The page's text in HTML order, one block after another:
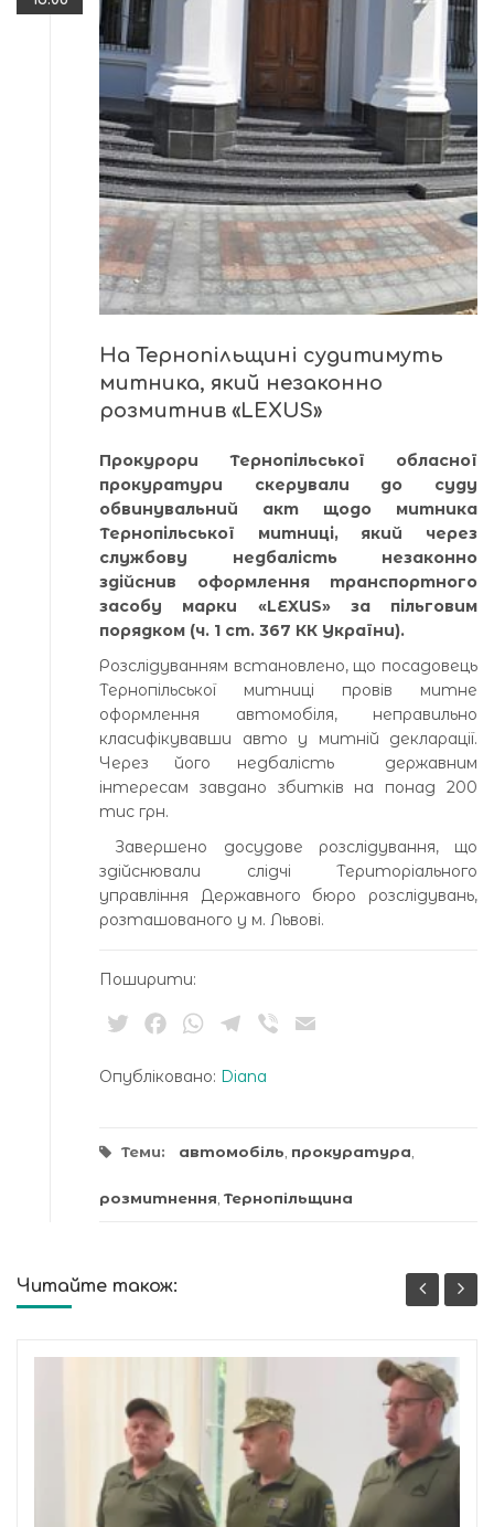
На Тернопільщині судитимуть
митника, який незаконно
розмитнив «LEXUS»
Прокурори Тернопільської обласної
прокуратури скерували до суду
обвинувальний акт щодо митника
Тернопільської митниці, який через
службову недбалість незаконно
здійснив оформлення транспортного
засобу марки «LEXUS» за пільговим
порядком (ч. 1 ст. 367 КК України).
Розслідуванням встановлено, що посадовець
Тернопільської митниці провів митне
оформлення автомобіля, неправильно
класифікувавши авто у митній декларації.
Через його недбалість державним
інтересам завдано збитків на понад 200
тис грн.
Завершено досудове розслідування, що
здійснювали слідчі Територіального
управління Державного бюро розслідувань,
розташованого у м. Львові.
Поширити:
TwitterFacebookWhatsApp
Telegram
Viber
Опубліковано: Diana
Теми: автомобіль прокуратура
розмитнення Тернопільщина
Читайте також: